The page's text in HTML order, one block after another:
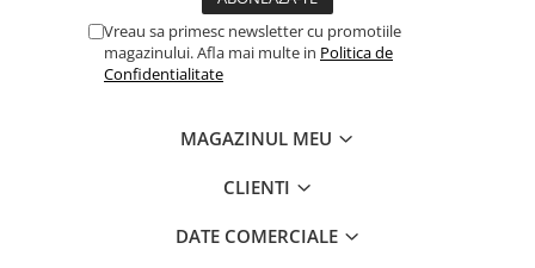
Vreau sa primesc newsletter cu promotiile
magazinului. Afla mai multe in Politica de
Confidentialitate
MAGAZINUL MEU
CLIENTI
DATE COMERCIALE